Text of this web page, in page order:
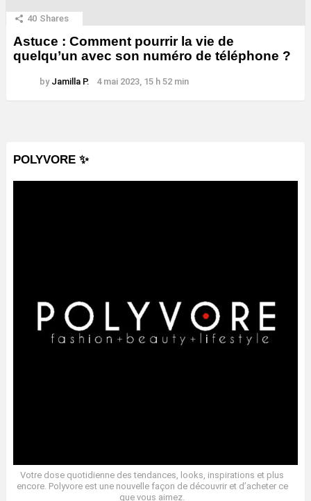
40 Shares
Astuce : Comment pourrir la vie de
quelqu’un avec son numéro de téléphone ?
by Jamilla P. 4 mai 2023, 15 h 52 min
POLYVORE ✨
Votre dose quotidienne des tendances, looks, inspirations et plus
encore. Polyvore est une nouvelle façon de découvrir et d’acheter ce
que vous aimez.